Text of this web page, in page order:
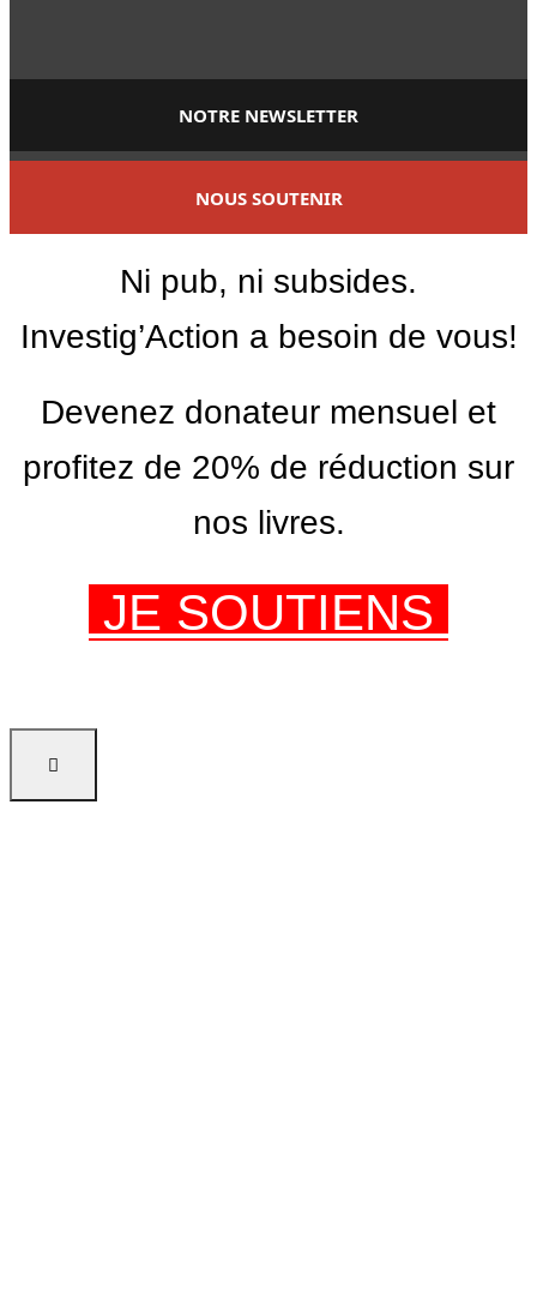
NOTRE NEWSLETTER
NOUS SOUTENIR
Ni pub, ni subsides.
Investig’Action a besoin de vous!
Devenez donateur mensuel et
profitez de 20% de réduction sur
nos livres.
JE SOUTIENS